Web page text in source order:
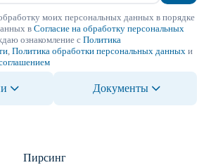
моих персональных данных в порядке
в Согласие на обработку персональных
ознакомление с Политика
Политика обработки персональных данных и
Документы
Пирсинг